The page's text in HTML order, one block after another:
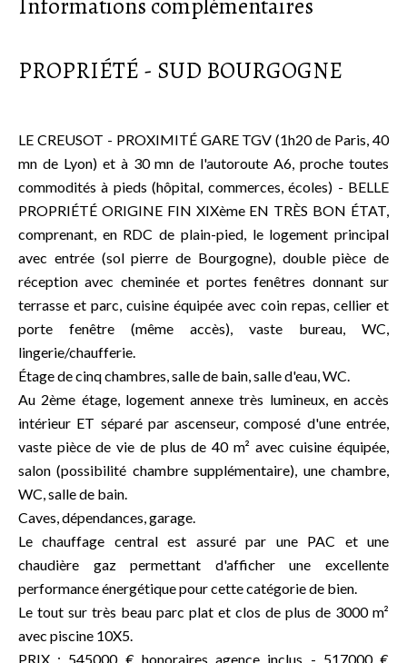
Informations complémentaires
PROPRIÉTÉ - SUD BOURGOGNE
LE CREUSOT - PROXIMITÉ GARE TGV (1h20 de Paris, 40
mn de Lyon) et à 30 mn de l'autoroute A6, proche toutes
commodités à pieds (hôpital, commerces, écoles) - BELLE
PROPRIÉTÉ ORIGINE FIN XIXème EN TRÈS BON ÉTAT,
comprenant, en RDC de plain-pied, le logement principal
avec entrée (sol pierre de Bourgogne), double pièce de
réception avec cheminée et portes fenêtres donnant sur
terrasse et parc, cuisine équipée avec coin repas, cellier et
porte fenêtre (même accès), vaste bureau, WC,
lingerie/chaufferie.
Étage de cinq chambres, salle de bain, salle d'eau, WC.
Au 2ème étage, logement annexe très lumineux, en accès
intérieur ET séparé par ascenseur, composé d'une entrée,
vaste pièce de vie de plus de 40 m² avec cuisine équipée,
salon (possibilité chambre supplémentaire), une chambre,
WC, salle de bain.
Caves, dépendances, garage.
Le chauffage central est assuré par une PAC et une
chaudière gaz permettant d'afficher une excellente
performance énergétique pour cette catégorie de bien.
Le tout sur très beau parc plat et clos de plus de 3000 m²
avec piscine 10X5.
PRIX : 545000 € honoraires agence inclus - 517000 €